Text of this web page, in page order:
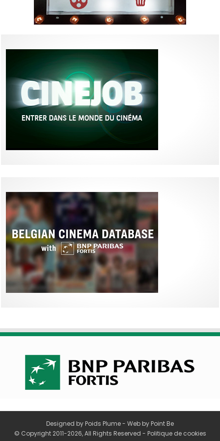
Designed by Poids Plume- Web by Point Be
© Copyright 2011-2026, All Rights Reserved - Politique de cookies